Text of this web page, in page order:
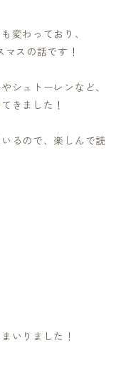
変わっており、
スの話です！
シュトーレンなど、
きました！
るので、楽しんで読
いりました！